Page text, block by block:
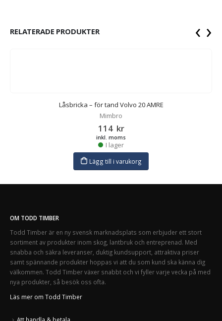
RELATERADE PRODUKTER
Låsbricka – för tand Volvo 20 AMRE
Mimbro
114 kr
inkl. moms
I lager
Lägg till i varukorg
‹ ›
OM TODD TIMBER
Todd Timber är en ny svensk marknadsplats som erbjuder ett stort
sortiment av produkter inom skog, lantbruk och entreprenad. Med
snabba och säkra leveranser, duktig kundsupport, attraktiva priser
samt spännande produkter hoppas vi att du som kund ska känna dig
välkommen. Todd Timber växer snabbt och vi fyller varje vecka på med
nya produkter, så besök oss ofta.
Läs mer om Todd Timber